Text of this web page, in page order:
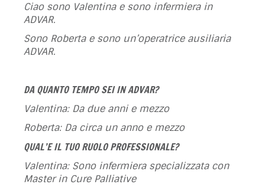
Ciao sono Valentina e sono infermiera in
ADVAR.
Sono Roberta e sono un’operatrice ausiliaria
ADVAR.
DA QUANTO TEMPO SEI IN ADVAR?
Valentina: Da due anni e mezzo
Roberta: Da circa un anno e mezzo
QUAL’E IL TUO RUOLO PROFESSIONALE?
Valentina: Sono infermiera specializzata con
Master in Cure Palliative